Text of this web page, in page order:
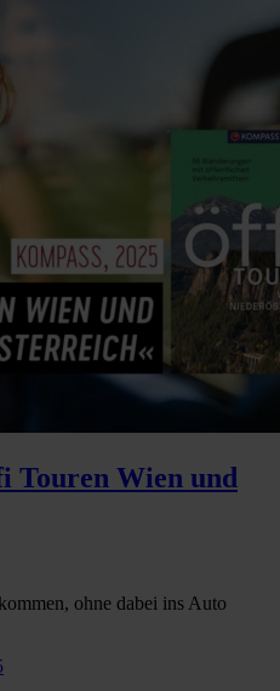
Touren Wien und
ohne dabei ins Auto